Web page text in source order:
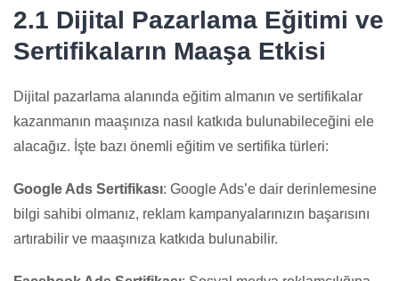
2.1 Dijital Pazarlama Eğitimi ve
Sertifikaların Maaşa Etkisi
Dijital pazarlama alanında eğitim almanın ve sertifikalar
kazanmanın maaşınıza nasıl katkıda bulunabileceğini ele
alacağız. İşte bazı önemli eğitim ve sertifika türleri:
Google Ads Sertifikası: Google Ads’e dair derinlemesine
bilgi sahibi olmanız, reklam kampanyalarınızın başarısını
artırabilir ve maaşınıza katkıda bulunabilir.